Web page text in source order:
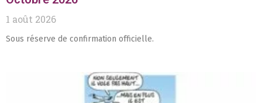
1 août 2026
Sous réserve de confirmation officielle.